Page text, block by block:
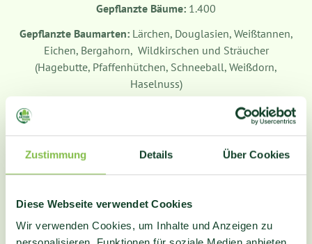
Zustimmung Details Über Cookies
Diese Webseite verwendet Cookies
Wir verwenden Cookies, um Inhalte und Anzeigen zu
Gepflanzte Bäume: 1.400
Gepflanzte Baumarten: Lärchen, Douglasien, Weißtannen,
Eichen, Bergahorn, Wildkirschen und Sträucher
(Hagebutte, Pfaffenhütchen, Schneeball, Weißdorn,
Haselnuss)
2021
Impressionen